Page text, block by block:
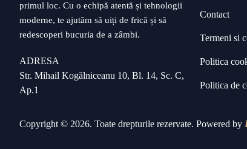
primul loc. Cu o echipă atentă și tehnologii
moderne, te ajutăm să uiți de frică și să
redescoperi bucuria de a zâmbi.
ADRESA
Str. Mihail Kogălniceanu 10, Bl. 14, Sc. C,
Ap.1
Contact
Termeni si
Politica
Politica de
Copyright © 2026. Toate drepturile rezervate. Powered by